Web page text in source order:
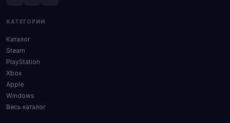
КАТЕГОРИИ
Каталог
Steam
PlayStation
Xbox
Apple
Windows
Весь каталог